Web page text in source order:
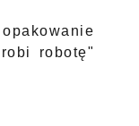
robotę"